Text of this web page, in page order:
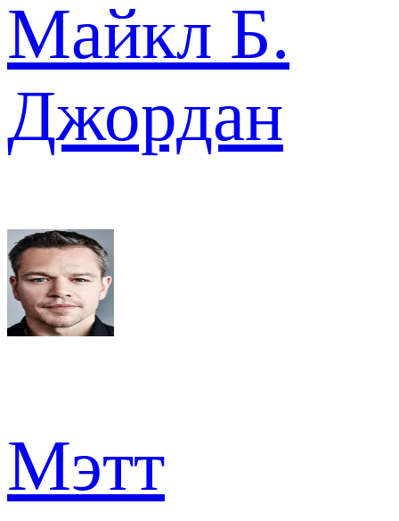
Майкл Б.
Джордан
Мэтт